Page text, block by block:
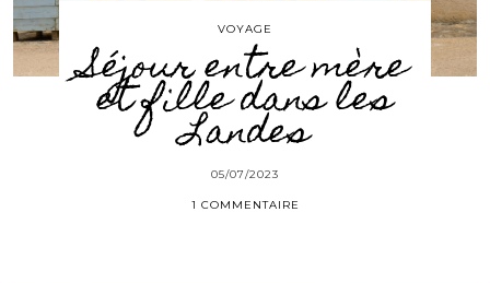
VOYAGE
Séjour entre mère
et fille dans les
Landes
05/07/2023
1 COMMENTAIRE